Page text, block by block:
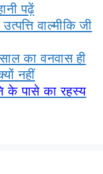
पढ़ें
वाल्मीकि जी
का वनवास ही
नहीं
के पासे का रहस्य